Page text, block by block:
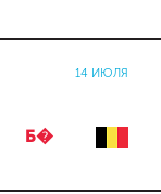
14 ИЮЛЯ
Б�